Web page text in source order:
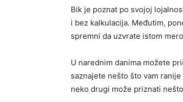
Bik je poznat po svojoj
i bez kalkulacija. Međutim,
spremni da uzvrate istom
U narednim danima možete
saznajete nešto što vam
neko drugi može priznati